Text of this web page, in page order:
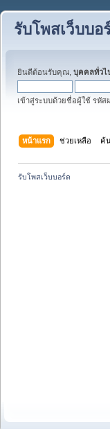
รับโพสเว็บบอ
ยินดีต้อนรับคุณ, บุคคลทั่วไป
เข้าสู่ระบบด้วยชื่อผู้ใช้ รหัส
หน้าแรก ช่วยเหลือ ค้
รับโพสเว็บบอร์ด